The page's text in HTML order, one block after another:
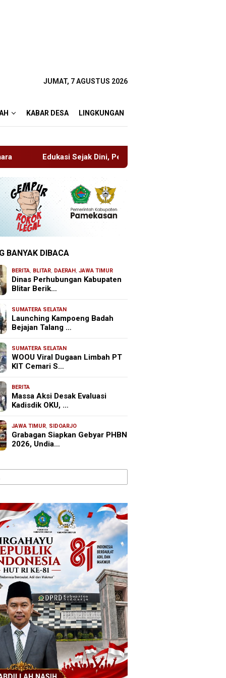
JUMAT, 7 AGUSTUS 2026
KABAR DESA LINGKUNGAN
Dini, Pemkab Sidoarjo Perkuat Pencegahan HIV di Kalangan
BANYAK DIBACA
BERITA, BLITAR, DAERAH ,JAWA TIMUR
Dinas Perhubungan Kabupaten
Blitar Berik…
SUMATERA SELATAN
Launching Kampoeng Badah
Bejajan Talang …
SUMATERA SELATAN
WOOU Viral Dugaan Limbah PT
KIT Cemari S…
BERITA
Massa Aksi Desak Evaluasi
Kadisdik OKU, …
JAWA TIMUR, SIDOARJO
Grabagan Siapkan Gebyar PHBN
2026, Undia…